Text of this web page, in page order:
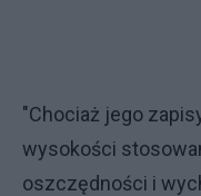
"Chociaż jego
wysokości
oszczędności i